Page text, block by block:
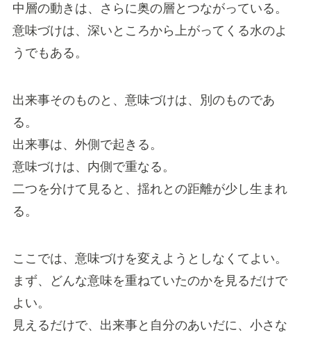
中層の動きは、さらに奥の層とつながっている。
意味づけは、深いところから上がってくる水のよ
うでもある。
出来事そのものと、意味づけは、別のものであ
る。
出来事は、外側で起きる。
意味づけは、内側で重なる。
二つを分けて見ると、揺れとの距離が少し生まれ
る。
ここでは、意味づけを変えようとしなくてよい。
まず、どんな意味を重ねていたのかを見るだけで
よい。
見えるだけで、出来事と自分のあいだに、小さな